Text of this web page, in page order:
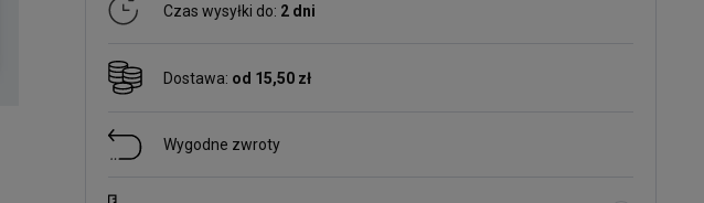
Czas wysyłki do: 2 dni
Dostawa: od 15,50 zł
Wygodne zwroty